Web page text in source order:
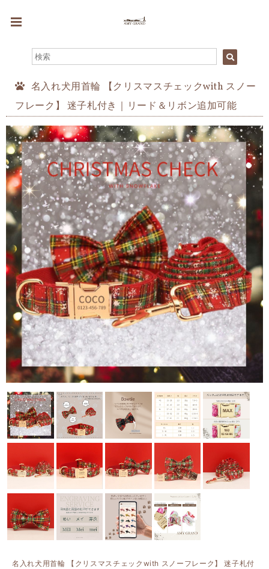
名入れ犬用首輪 【クリスマスチェックwith スノー
フレーク】 迷子札付き｜リード＆リボン追加可能
名入れ犬用首輪 【クリスマスチェックwith スノーフレーク】 迷子札付